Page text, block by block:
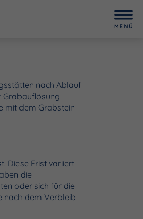
nach Ablauf
Grabauflösung
mit dem Grabstein
Diese Frist variiert
die
oder sich für die
nach dem Verbleib